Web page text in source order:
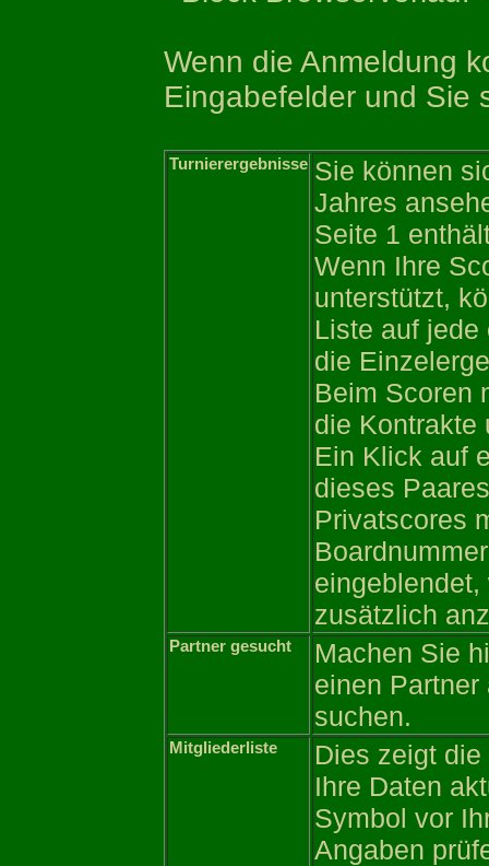
Wenn die Anmeldung
Eingabefelder und Sie
Turnierergebnisse Sie können
Jahres
Seite 1
Wenn Ihre
unterstützt,
Liste auf
die
Beim Scoren
die Kontrakte
Ein Klick auf
dieses
Privatscores
zusätzlich
Partner gesucht
Machen Sie
einen Partner
suchen.
Mitgliederliste
Dies zeigt
Ihre Daten
Symbol vor
Angaben